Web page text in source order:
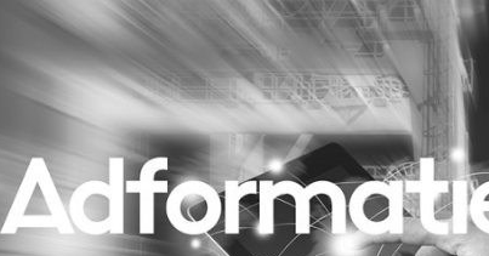
Gedragsverandering
Influencer marketing
Interne communicatie